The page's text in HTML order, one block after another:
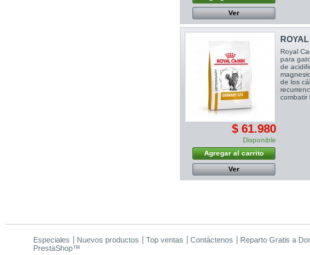
Ver
Royal
para
de
de los
combatir
$ 61.980
Disponible
Agregar al carrito
Ver
Especiales Nuevos productos Top ventas Contáctenos
Reparto Gratis a
PrestaShop™